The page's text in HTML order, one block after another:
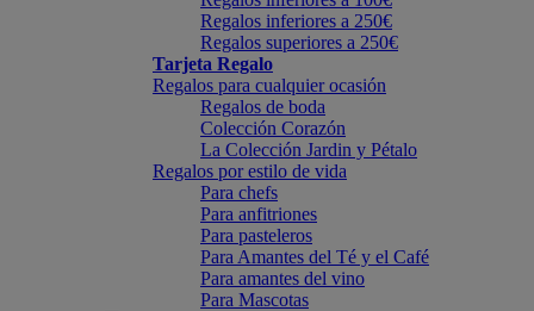
Regalos inferiores a 250€
Regalos superiores a 250€
Tarjeta Regalo
Regalos para cualquier ocasión
Regalos de boda
Colección Corazón
La Colección Jardin y Pétalo
Regalos por estilo de vida
Para chefs
Para anfitriones
Para pasteleros
Para Amantes del Té y el Café
Para amantes del vino
Para Mascotas